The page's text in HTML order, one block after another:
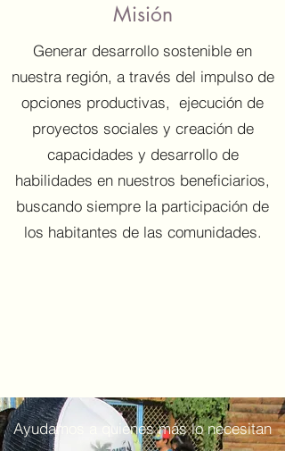
Misión
Generar desarrollo sostenible en
nuestra región, a través del impulso de
opciones productivas, ejecución de
proyectos sociales y creación de
capacidades y desarrollo de
habilidades en nuestros beneficiarios,
buscando siempre la participación de
los habitantes de las comunidades.
Ayudamos a quienes más lo necesitan